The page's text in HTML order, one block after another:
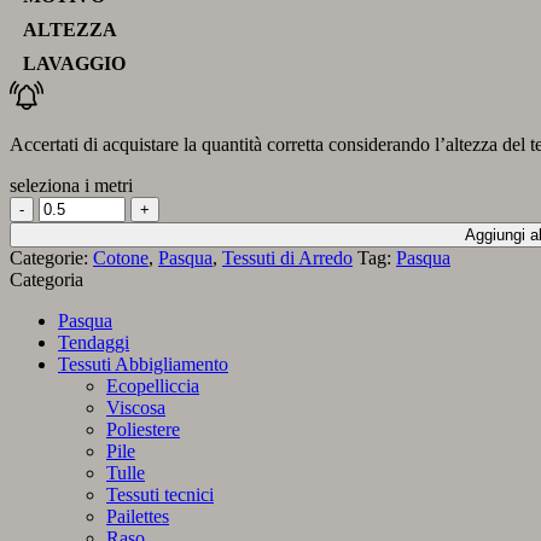
ALTEZZA
LAVAGGIO
Accertati di acquistare la quantità corretta considerando l’altezza del
seleziona i metri
Tessuto
coniglietti
fiabeschi
quantità
Aggiungi
Categorie: Cotone, Pasqua, Tessuti di Arredo Tag: Pasqua
Categoria
Pasqua
Tendaggi
Tessuti Abbigliamento
Ecopelliccia
Viscosa
Poliestere
Pile
Tulle
Tessuti tecnici
Pailettes